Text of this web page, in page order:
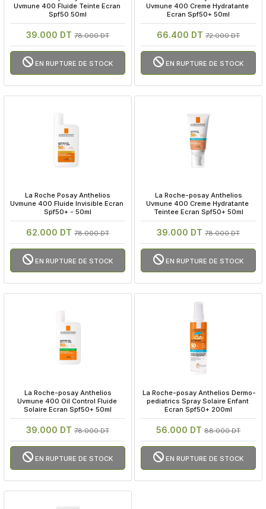
Uvmune 400 Fluide Teinte Ecran
Spf50 50ml
39.000 DT 78.000 DT
EN RUPTURE DE STOCK
Uvmune 400 Creme Hydratante
Ecran Spf50+ 50ml
66.400 DT 72.000 DT
EN RUPTURE DE STOCK
La Roche Posay Anthelios
Uvmune 400 Fluide Invisible Ecran
Spf50+ - 50ml
62.000 DT 78.000 DT
EN RUPTURE DE STOCK
La Roche-posay Anthelios
Uvmune 400 Creme Hydratante
Teintee Ecran Spf50+ 50ml
39.000 DT 78.000 DT
EN RUPTURE DE STOCK
La Roche-posay Anthelios
Uvmune 400 Oil Control Fluide
Solaire Ecran Spf50+ 50ml
39.000 DT 78.000 DT
EN RUPTURE DE STOCK
La Roche-posay Anthelios Dermo-
pediatrics Spray Solaire Enfant
Ecran Spf50+ 200ml
56.000 DT 88.000 DT
EN RUPTURE DE STOCK